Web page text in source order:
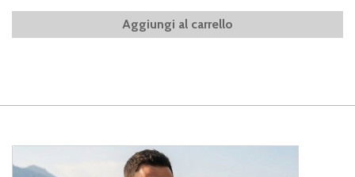
Aggiungi al carrello